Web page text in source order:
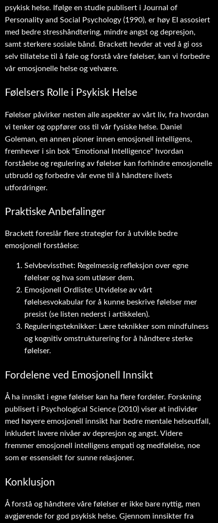
psykisk helse. Ifølge en studie publisert i Journal of
Personality and Social Psychology (1990), er høy EI assosiert
med bedre stresshåndtering, mindre angst og depresjon,
samt sterkere sosiale bånd. Brackett hevder at ved å gi oss
selv tillatelse til å føle og forstå våre følelser, kan vi forbedre
vår emosjonelle helse og velvære.
Følelsers Rolle i Psykisk Helse
Følelser påvirker nesten alle aspekter av vårt liv, fra hvordan
vi tenker og oppfører oss til vår fysiske helse. Daniel
Goleman, en annen pioner innen emosjonell intelligens,
fremhever i sin bok "Emotional Intelligence" hvordan
forståelse og regulering av følelser kan forhindre emosjonelle
utbrudd og forbedre vår evne til å håndtere livets
utfordringer.
Praktiske Anbefalinger
Brackett foreslår flere strategier for å utvikle bedre
emosjonell forståelse:
Selvbevissthet: Regelmessig refleksjon over egne
følelser og hva som utløser dem.
Emosjonell Ordliste: Utvidelse av vårt
følelsesvokabular for å kunne beskrive følelser mer
presist (se listen nederst i artikkelen).
Reguleringsteknikker: Lære teknikker som mindfulness
og kognitiv omstrukturering for å håndtere sterke
følelser.
Fordelene ved Emosjonell Innsikt
Å ha innsikt i egne følelser kan ha flere fordeler. Forskning
publisert i Psychological Science (2010) viser at individer
med høyere emosjonell innsikt har bedre mentale helseutfall,
inkludert lavere nivåer av depresjon og angst. Videre
fremmer emosjonell intelligens empati og medfølelse, noe
som er essensielt for sunne relasjoner.
Konklusjon
Å forstå og håndtere våre følelser er ikke bare nyttig, men
avgjørende for god psykisk helse. Gjennom innsikter fra